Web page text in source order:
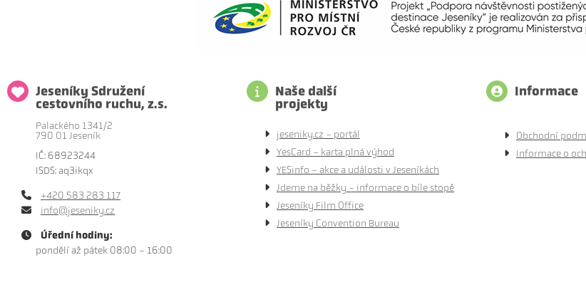
Jeseníky Sdružení
cestovního ruchu, z.s.
Palackého 1341/2
790 01 Jeseník
IČ: 68923244
ISDS: aq3ikqx
+420 583 283 117
info@jeseniky.cz
Úřední hodiny:
pondělí až pátek 08:00 - 16:00
Naše další
projekty
jeseniky.cz - portál
YesCard - karta plná výhod
YESinfo - akce a události v Jeseníkách
Jdeme na běžky - informace o bíle stopě
Jeseníky Film Office
Jeseníky Convention Bureau
Informace
Obchodní
Informace o